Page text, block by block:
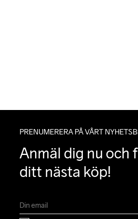
PRENUMERERA PÅ VÅRT
Anmäl dig nu och
ditt nästa köp!